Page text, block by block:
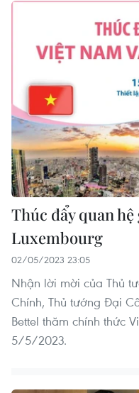
Thúc đẩy quan
Luxembourg
02/05/2023 23:05
Nhận lời mời của Thủ
Chính, Thủ tướng Đại
Bettel thăm chính thức
5/5/2023.